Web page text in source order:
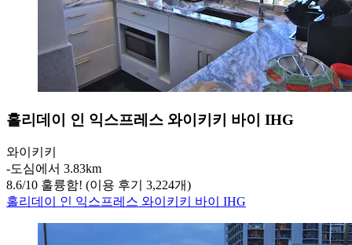
홀리데이 인 익스프레스 와이키키 바이 IHG
와이키키
‐도심에서 3.83km
8.6/10 훌륭함! (이용 후기 3,224개)
홀리데이 인 익스프레스 와이키키 바이 IHG